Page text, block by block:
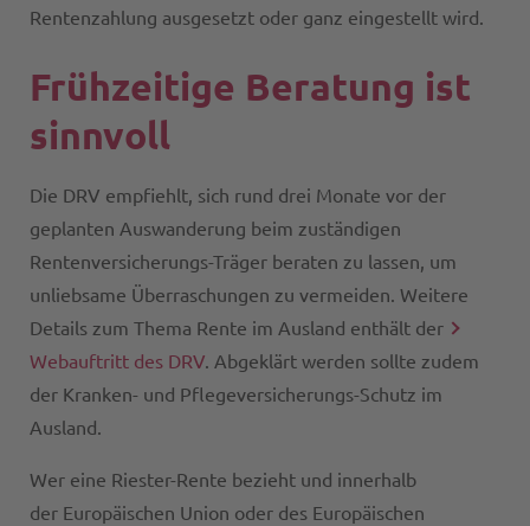
Rentenzahlung ausgesetzt oder ganz eingestellt wird.
Frühzeitige Beratung ist
sinnvoll
Die DRV empfiehlt, sich rund drei Monate vor der
geplanten Auswanderung beim zuständigen
Rentenversicherungs-Träger beraten zu lassen, um
unliebsame Überraschungen zu vermeiden. Weitere
Details zum Thema Rente im Ausland enthält der
Webauftritt des DRV. Abgeklärt werden sollte zudem
der Kranken- und Pflegeversicherungs-Schutz im
Ausland.
Wer eine Riester-Rente bezieht und innerhalb
der Europäischen Union oder des Europäischen